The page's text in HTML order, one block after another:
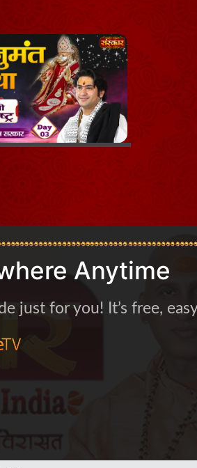
Anytime
just for you! It’s free,